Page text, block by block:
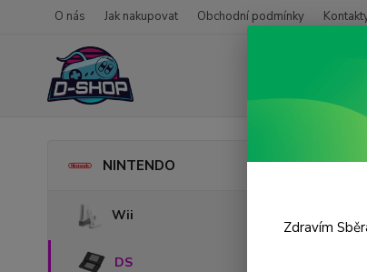
O nás Jak nakupovat Obchodní podmínky
NINTENDO
Wii
DS
Zdravím